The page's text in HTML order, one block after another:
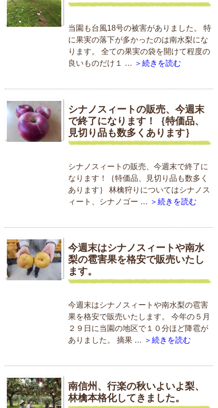
当園も台風18号の被害がありました。 特
に果実の落下が多かったのは南水梨にな
ります。 全ての果実の袋を開けて程度の
良いものだけ１ … ＞続きを読む
シナノスィートの販売、今週末
で終了になります！｛特価品、
見切り品も数多くあります｝
シナノスィートの販売、今週末で終了に
なります！｛特価品、見切り品も数多く
あります｝ 林檎狩りについてはシナノス
ィート、シナノゴー … ＞続きを読む
今週末はシナノスィートや南水
梨の雹害果を格安で販売いたし
ます。
今週末はシナノスィートや南水梨の雹害
果を格安で販売いたします。 今年の５月
２９日に当園の地区で１０分ほど降雹が
ありました。 摘果 … ＞続きを読む
南信州、行楽の秋いよいよ梨、
林檎本格化してきました。